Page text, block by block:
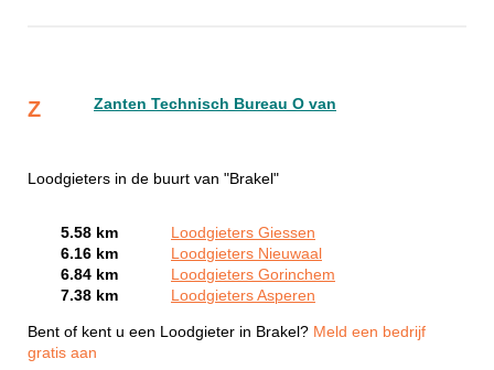
Z Zanten Technisch Bureau O van
Loodgieters in de buurt van "Brakel"
5.58 km
Loodgieters Giessen
6.16 km
Loodgieters Nieuwaal
6.84 km
Loodgieters Gorinchem
7.38 km
Loodgieters Asperen
Bent of kent u een Loodgieter in Brakel? Meld een bedrijf
gratis aan